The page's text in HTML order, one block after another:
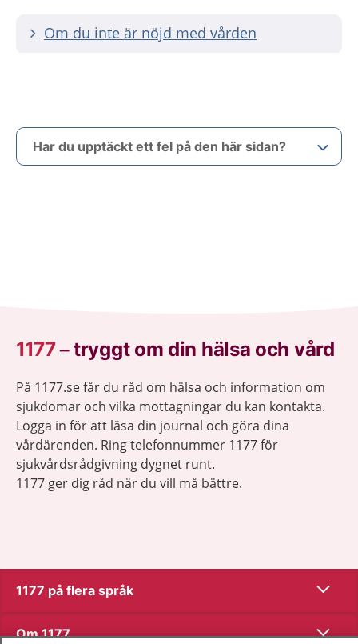
Om du inte är nöjd med vården
Har du upptäckt ett fel på den här sidan?
1177–tryggt om din hälsa och vård
På 1177.se får du råd om hälsa och information om
sjukdomar och vilka mottagningar du kan kontakta.
Logga in för att läsa din journal och göra dina
vårdärenden. Ring telefonnummer 1177 för
sjukvårdsrådgivning dygnet runt.
1177 ger dig råd när du vill må bättre.
1177 på flera språk Visa
Om 1177 Visa